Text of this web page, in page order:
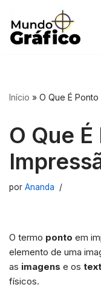
Pular
para
Início » O Que É
O Que
por Ananda
O termo ponto em
elemento de uma
as imagens e os
físicos.